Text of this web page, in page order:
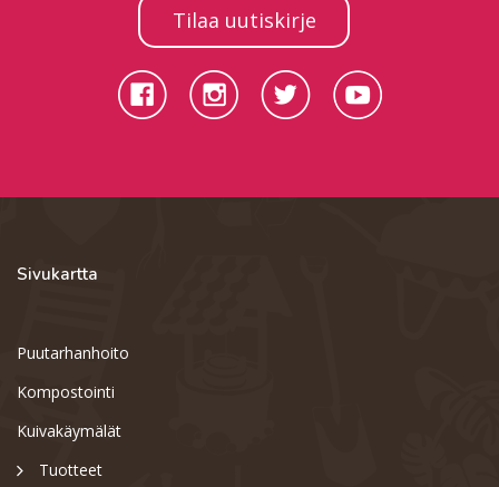
Tilaa uutiskirje
Sivukartta
Puutarhanhoito
Kompostointi
Kuivakäymälät
Tuotteet